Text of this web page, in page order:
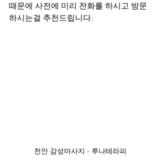
때문에 사전에 미리 전화를 하시고 방문
하시는걸 추천드립니다.
천안 감성마사지 - 루나테라피